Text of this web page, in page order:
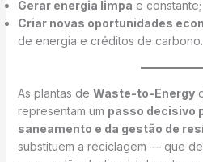
Gerar energia limpa e constante;
Criar novas oportunidades
de energia e créditos de carbono.
As plantas de Waste-to-Energy
representam um passo decisivo
saneamento e da gestão de
substituem a reciclagem — que